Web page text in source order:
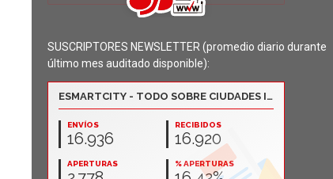
SUSCRIPTORES NEWSLETTER (promedio diario durante
último mes auditado disponible):